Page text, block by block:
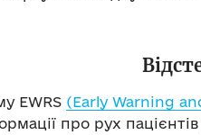
EWRS (Early Warning
про рух